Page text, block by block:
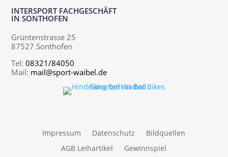
INTERSPORT FACHGESCHÄFT
IN SONTHOFEN
Grüntenstrasse 25
87527 Sonthofen
Tel:08321/84050
Mail: mail@sport-waibel.de
Impressum Datenschutz
Bildquellen
AGB Leihartikel
Gewinnspiel